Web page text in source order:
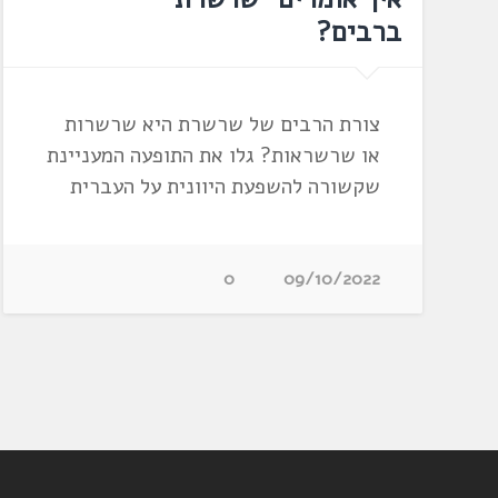
ברבים?
צורת הרבים של שרשרת היא שרשרות
או שרשראות? גלו את התופעה המעניינת
שקשורה להשפעת היוונית על העברית
09/10/2022
0